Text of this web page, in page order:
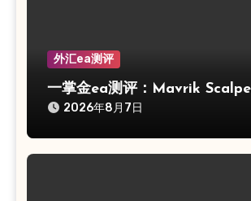
外汇ea测评
一掌金ea测评：Mavrik
2026年8月7日